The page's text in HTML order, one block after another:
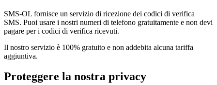
SMS-OL fornisce un servizio di ricezione dei codici di verifica
SMS. Puoi usare i nostri numeri di telefono gratuitamente e non devi
pagare per i codici di verifica ricevuti.
Il nostro servizio è 100% gratuito e non addebita alcuna tariffa
aggiuntiva.
Proteggere la nostra privacy